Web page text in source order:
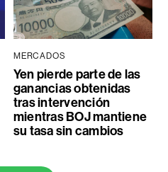
MERCADOS
Yen pierde parte de las
ganancias obtenidas
tras intervención
mientras BOJ mantiene
su tasa sin cambios